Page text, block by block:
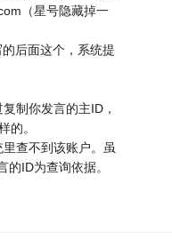
（星号隐藏掉一
后面这个，系统提
制你发言的主ID，
的。
查不到该账户。虽
ID为查询依据。